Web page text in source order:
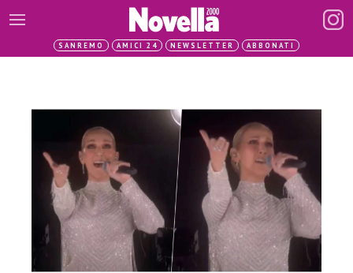
SANREMO AMICI 24 NEWSLETTER ABBONATI